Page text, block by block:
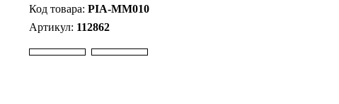
PIA-MM010
112862